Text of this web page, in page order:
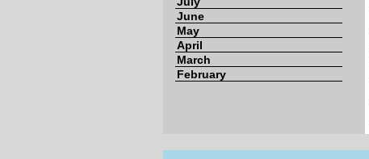
June
May
April
March
February